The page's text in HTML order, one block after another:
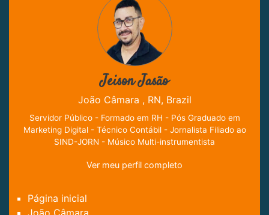
Jeison Jasão
João Câmara , RN, Brazil
Servidor Público - Formado em RH - Pós Graduado em
Marketing Digital - Técnico Contábil - Jornalista Filiado ao
SIND-JORN - Músico Multi-instrumentista
Ver meu perfil completo
Página inicial
João Câmara